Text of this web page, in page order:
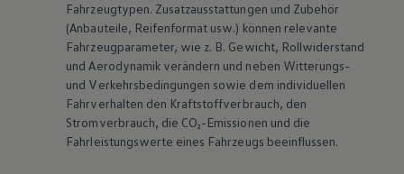
Fahrzeugtypen. Zusatzausstattungen und Zubehör
(Anbauteile, Reifenformat usw.) können relevante
Fahrzeugparameter, wie z. B. Gewicht, Rollwiderstand
und Aerodynamik verändern und neben Witterungs-
und Verkehrsbedingungen sowie dem individuellen
Fahrverhalten den Kraftstoffverbrauch, den
Stromverbrauch, die CO₂-Emissionen und die
Fahrleistungswerte eines Fahrzeugs beeinflussen.